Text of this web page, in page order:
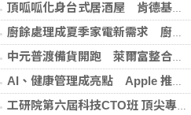
頂呱呱化身台式居酒屋 肯德基聯名EVA攻漫迷
廚餘處理成夏季家電新需求 廚餘機優惠搭地方補助最高省近萬元
中元普渡備貨開跑 萊爾富整合祭拜供品與民生補貨需求
AI、健康管理成亮點 Apple 推薦多元裝置迎接父親
工研院第六屆科技CTO班 頂尖專家齊聚開放報名